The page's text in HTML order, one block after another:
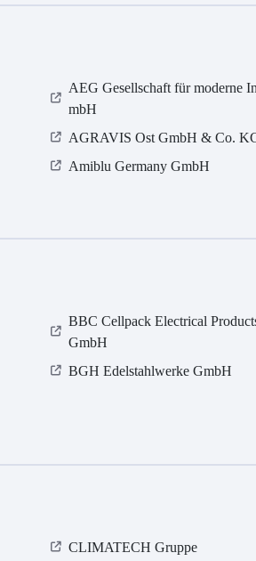
AEG Gesellschaft für moderne
mbH
AGRAVIS Ost GmbH & Co.
Amiblu Germany GmbH
BBC Cellpack Electrical
GmbH
BGH Edelstahlwerke GmbH
CLIMATECH Gruppe